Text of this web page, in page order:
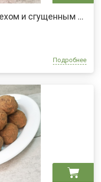
Брусника с кедровым орехом и сгущенным молоком
Подробнее